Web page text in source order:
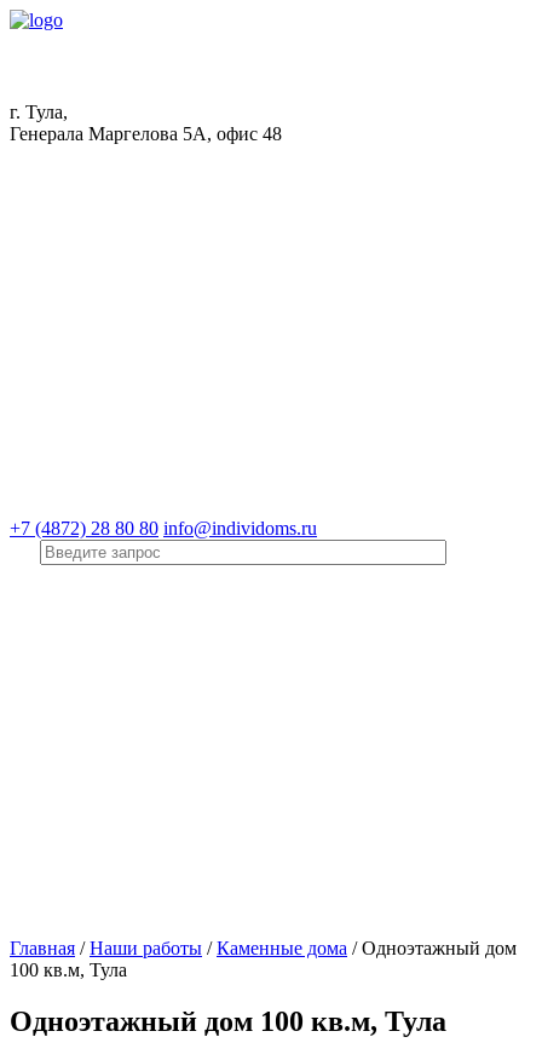
г. Тула,
Генерала Маргелова 5А, офис 48
+7 (4872) 28 80 80 info@individoms.ru
Главная /Наши работы /Каменные дома /Одноэтажный дом
100 кв.м, Тула
Одноэтажный дом 100 кв.м, Тула